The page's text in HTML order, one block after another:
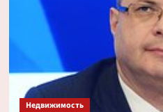
Недвижимость